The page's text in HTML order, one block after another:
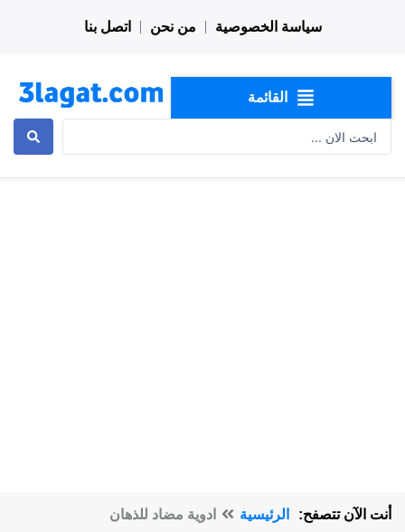
سياسة الخصوصية من نحن اتصل بنا
القائمة
أنت الآن تتصفح: الرئيسية ادوية مضاد للذهان